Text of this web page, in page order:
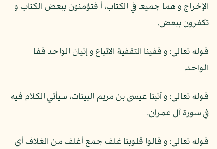
الإخراج و هما جميعا في الكتاب، أ فتؤمنون ببعض الكتاب و
تكفرون ببعض.
قوله تعالى: و قفينا التقفية الاتباع و إتيان الواحد قفا
الواحد.
قوله تعالى: و آتينا عيسى بن مريم البينات، سيأتي الكلام فيه
في سورة آل عمران.
قوله تعالى: و قالوا قلوبنا غلف جمع أغلف من الغلاف أي